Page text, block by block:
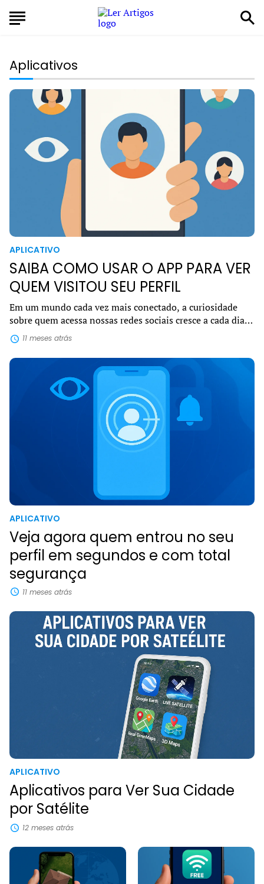
Aplicativos
APLICATIVO
SAIBA COMO USAR O APP PARA VER
QUEM VISITOU SEU PERFIL
Em um mundo cada vez mais conectado, a curiosidade
sobre quem acessa nossas redes sociais cresce a cada dia.
Por isso, o interesse em encontrar um app para ver quem
visitou seu perfil se tornou u...
11 meses atrás
APLICATIVO
Veja agora quem entrou no seu
perfil em segundos e com total
segurança
11 meses atrás
APLICATIVO
Aplicativos para Ver Sua Cidade
por Satélite
12 meses atrás